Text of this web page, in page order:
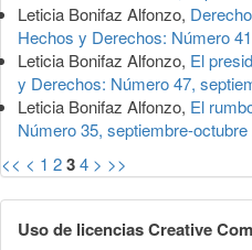
Leticia Bonifaz Alfonzo,
Hechos y Derechos: Número
Leticia Bonifaz Alfonzo, El
y Derechos: Número 47,
Leticia Bonifaz Alfonzo, El
Número 35, septiembre-octubre
<< < 1 234 > >>
Uso de licencias Creative